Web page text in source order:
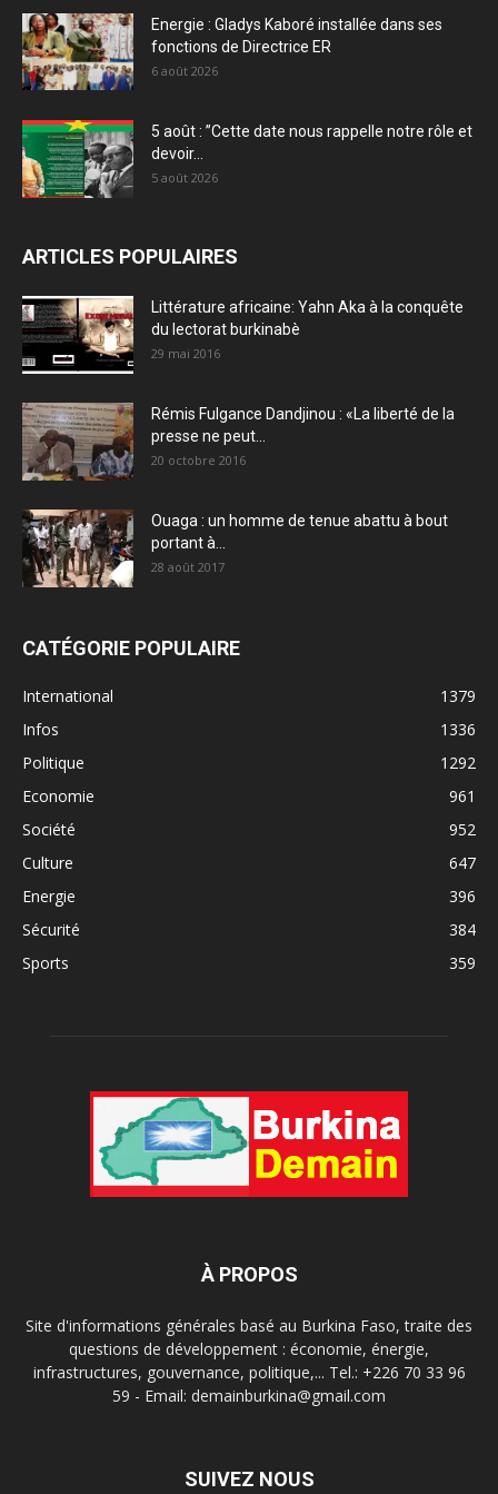
Energie : Gladys Kaboré installée dans ses
fonctions de Directrice ER
6 août 2026
5 août : ”Cette date nous rappelle notre rôle et
devoir...
5 août 2026
ARTICLES POPULAIRES
Littérature africaine: Yahn Aka à la conquête
du lectorat burkinabè
29 mai 2016
Rémis Fulgance Dandjinou : «La liberté de la
presse ne peut...
20 octobre 2016
Ouaga : un homme de tenue abattu à bout
portant à...
28 août 2017
CATÉGORIE POPULAIRE
International
1379
Infos
1336
Politique
1292
Economie
961
Société
952
Culture
647
Energie
396
Sécurité
384
Sports
359
À PROPOS
Site d'informations générales basé au Burkina Faso, traite des
questions de développement : économie, énergie,
infrastructures, gouvernance, politique,... Tel.: +226 70 33 96
59 - Email: demainburkina@gmail.com
SUIVEZ NOUS